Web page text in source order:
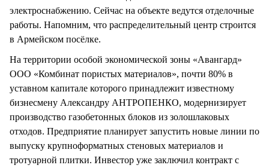
электроснабжению. Сейчас на объекте ведутся отделочные
работы. Напомним, что распределительный центр строится
в Армейском посёлке.
На территории особой экономической зоны «Авангард»
ООО «Комбинат пористых материалов», почти 80% в
уставном капитале которого принадлежит известному
бизнесмену Александру АНТРОПЕНКО, модернизирует
производство газобетонных блоков из золошлаковых
отходов. Предприятие планирует запустить новые линии по
выпуску крупноформатных стеновых материалов и
тротуарной плитки. Инвестор уже заключил контракт с